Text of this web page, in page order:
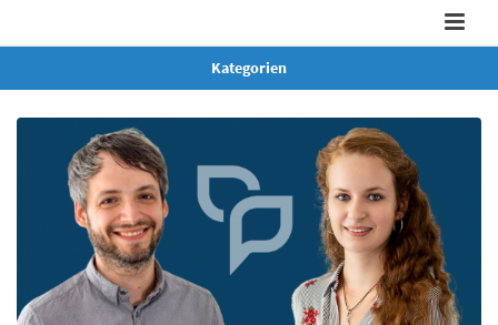
Kategorien